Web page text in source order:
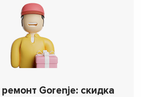
Gorenje: скидка